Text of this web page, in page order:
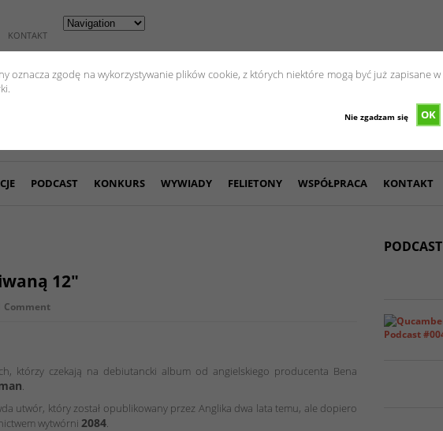
oznacza zgodę na wykorzystywanie plików cookie, z których niektóre mogą być już zapisane w
OK
Nie zgadzam się
KONTAKT
PODCAST KONKURS WYWIADY FELIETONY WSPÓŁPRACA KONTAKT
12″
Comment
którzy czekają na debiutancki album od angielskiego producenta Bena
.
utwór, który został opublikowany przez Anglika dwa lata temu, ale dopiero
wytwórni 2084.
PODCAST